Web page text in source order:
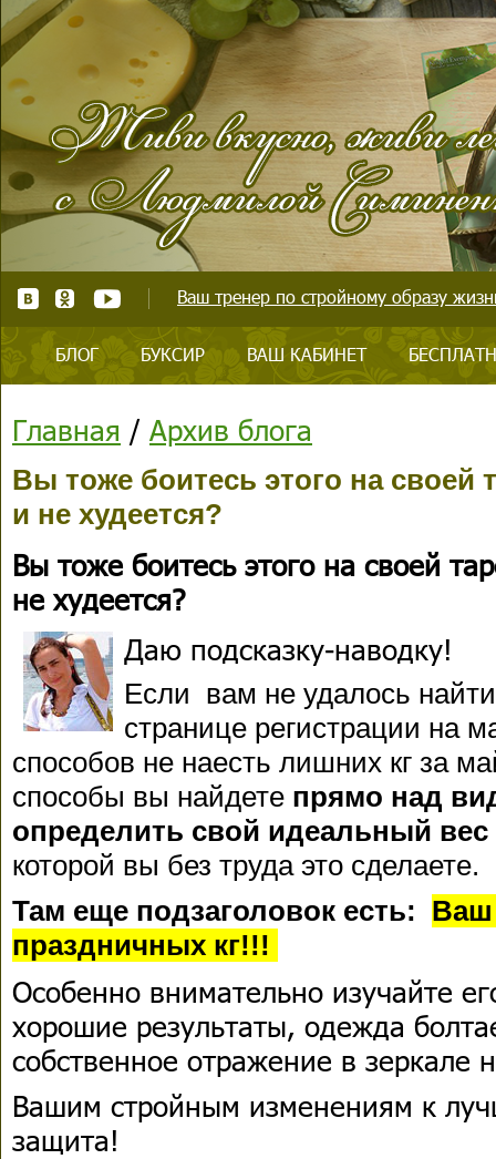
Ваш тренер по стройному образу
БЛОГ БУКСИР ВАШ КАБИНЕТ
Главная / Архив блога
Вы тоже боитесь этого на своей
и не худеется?
Вы тоже боитесь этого на своей
не худеется?
Даю подсказку-наводку!
Если вам не удалось
странице регистрации на
способов не наесть лишних кг за
способы вы найдете прямо над
определить свой идеальный вес
которой вы без труда это сделаете.
Там еще подзаголовок есть: Ваш
праздничных кг!!!
Особенно внимательно изучайте
хорошие результаты, одежда
собственное отражение в зеркале
Вашим стройным изменениям к
защита!